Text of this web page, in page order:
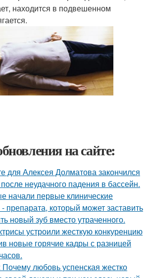
находится в подвешенном
на сайте:
для Алексея Долматова закончился
неудачного падения в бассейн.
начали первые клинические
препарата, который может заставить
новый зуб вместо утраченного.
устроили жесткую конкуренцию
новые горячие кадры с разницей
любовь успенская жестко